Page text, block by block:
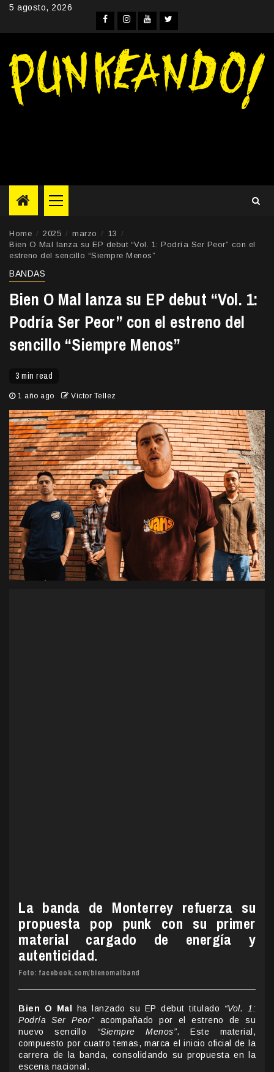
Skip5 agosto, 2026
Facebook
Instagram
YouTubeTwitter
Primary
Menu
Home 2025 marzo
13
Bien O Mal lanza su EP debut “Vol. 1: Podría Ser Peor” con el
estreno del sencillo “Siempre Menos”
BANDAS
Bien O Mal lanza su EP debut “Vol. 1:
Podría Ser Peor” con el estreno del
sencillo “Siempre Menos”
3 min read
1 año ago Victor Tellez
La banda de Monterrey refuerza su
propuesta pop punk con su primer
material cargado de energía y
autenticidad.
Foto: facebook.com/bienomalband
Bien O Mal ha lanzado su EP debut titulado “Vol. 1:
Podría Ser Peor” acompañado por el estreno de su
nuevo sencillo “Siempre Menos”. Este material,
compuesto por cuatro temas, marca el inicio oficial de la
carrera de la banda, consolidando su propuesta en la
escena nacional.